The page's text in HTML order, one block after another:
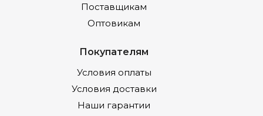
Поставщикам
Оптовикам
Покупателям
Условия оплаты
Условия доставки
Наши гарантии